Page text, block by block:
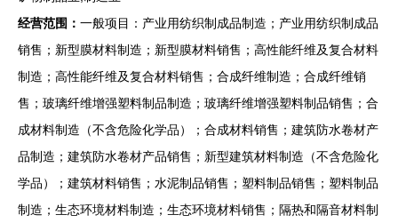
经营范围： 一般项目：产业用纺织制成品制造；产业用纺织制成品
销售；新型膜材料制造；新型膜材料销售；高性能纤维及复合材料
制造；高性能纤维及复合材料销售；合成纤维制造；合成纤维销
售；玻璃纤维增强塑料制品制造；玻璃纤维增强塑料制品销售；合
成材料制造（不含危险化学品）；合成材料销售；建筑防水卷材产
品制造；建筑防水卷材产品销售；新型建筑材料制造（不含危险化
学品）；建筑材料销售；水泥制品销售；塑料制品销售；塑料制品
制造；生态环境材料制造；生态环境材料销售；隔热和隔音材料制